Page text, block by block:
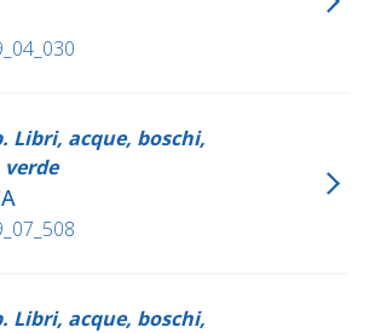
Libri, acque, boschi,
verde
Libri, acque, boschi,